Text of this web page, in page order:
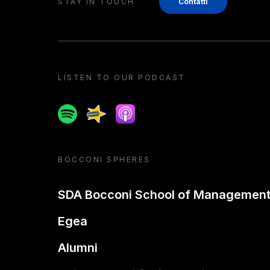
LISTEN TO OUR PODCAST
SpotifySpreakerApple podcast
BOCCONI SPHERES
SDA Bocconi School of Management
Egea
Alumni